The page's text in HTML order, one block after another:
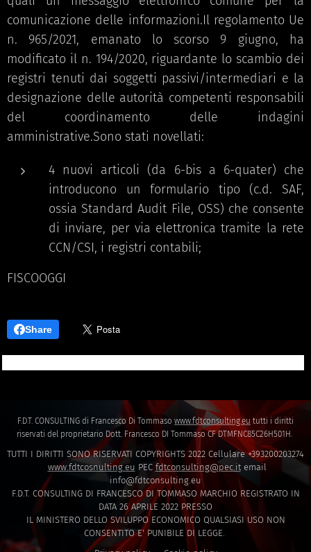
comunicazione delle informazioni.Il regolamento Ue
n. 965/2021, emanato lo scorso 9 giugno, ha
modificato il n. 194/2020, riguardante lo scambio dei
registri tenuti dai soggetti passivi/intermediari e la
designazione delle autorità competenti responsabili
del coordinamento delle indagini
amministrative.Sono stati novellati:
4 nuovi articoli (da 6-bis a 6-quater) che
introducono un formulario tipo (c.d. SAF,
ossia Standard Audit File, OSS) che consente
di inviare, per via elettronica tramite la rete
CCN/CSI, i registri contabili;
FISCOOGGI
Share
F.D.T. CONSULTING di Francesco Di Tommaso www.fdtconsulting.eu tutti i diritti
riservati del proprietario Dott. Francesco DI Tommaso CF DTMFNC85C26H501H.
TUTTI I DIRITTI SONO RISERVATI COPYRIGHTS 2022 Cellulare +393200203274
www.fdtcosnulting.eu PEC fdtconsulting@pec.itemail
info@fdtconsulting.eu
F.D.T. CONSULTING DI FRANCESCO DI TOMMASO MARCHIO REGISTRATO IN
DATA 26 APRILE 2022 PRESSO
IL MINISTERO DELLO SVILUPPO ECONOMICO QUALSIASI USO NON
CONSENTITO E' PUNIBILE DI LEGGE.